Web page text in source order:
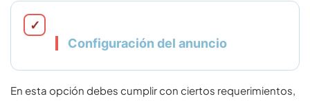
Configuración del anuncio
En esta opción debes cumplir con ciertos requerimientos,